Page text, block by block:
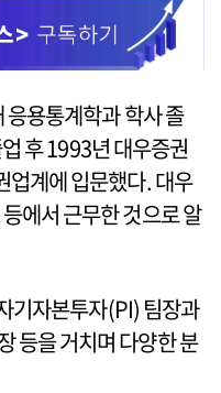
용통계학과 학사 졸
후 1993년 대우증권
업계에 입문했다. 대우
에서 근무한 것으로 알
기자본투자(PI) 팀장과
등을 거치며 다양한 분